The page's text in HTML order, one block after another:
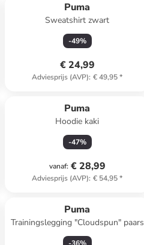
Puma
Sweatshirt zwart
-49%
€ 24,99
Adviesprijs (AVP): € 49,95*
Puma
Hoodie kaki
-47%
vanaf: € 28,99
Adviesprijs (AVP): € 54,95*
Puma
Trainingslegging "Cloudspun" paars